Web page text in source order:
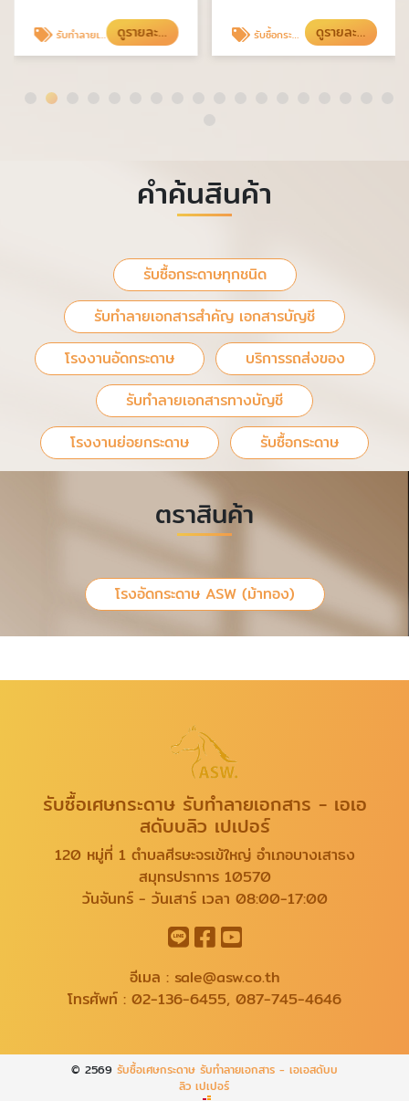
รับทำลายเอกสารสำคัญ เอกสารบัญชี ดูรายละเอียด รับซื้อกระดาษทุกชนิด ดูรายละเอียด
คำค้นสินค้า
รับซื้อกระดาษทุกชนิด
รับทำลายเอกสารสำคัญ เอกสารบัญชี
โรงงานอัดกระดาษ
บริการรถส่งของ
รับทำลายเอกสารทางบัญชี
โรงงานย่อยกระดาษ
รับซื้อกระดาษ
ตราสินค้า
โรงอัดกระดาษ ASW (ม้าทอง)
รับซื้อเศษกระดาษ รับทำลายเอกสาร - เอเอ
สดับบลิว เปเปอร์
120 หมู่ที่ 1 ตำบลศีรษะจรเข้ใหญ่ อำเภอบางเสาธง
สมุทรปราการ 10570
วันจันทร์ - วันเสาร์ เวลา 08:00-17:00
อีเมล : sale@asw.co.th
โทรศัพท์ : 02-136-6455, 087-745-4646
© 2569 รับซื้อเศษกระดาษ รับทำลายเอกสาร - เอเอสดับบ
ลิว เปเปอร์